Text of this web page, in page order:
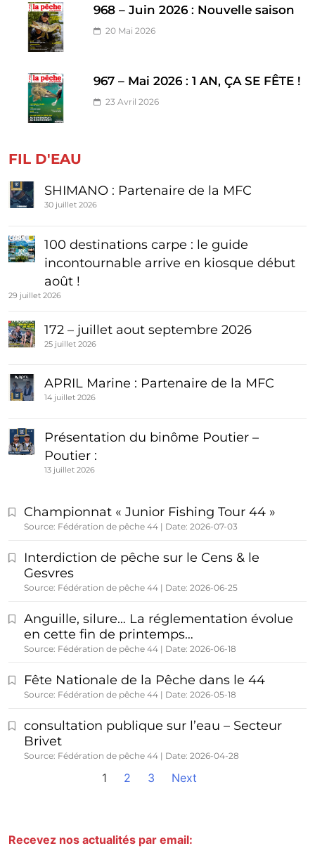
968 – Juin 2026 : Nouvelle saison
20 Mai 2026
967 – Mai 2026 : 1 AN, ÇA SE FÊTE !
23 Avril 2026
FIL D'EAU
SHIMANO : Partenaire de la MFC
30 juillet 2026
100 destinations carpe : le guide
incontournable arrive en kiosque début
août !
29 juillet 2026
172 – juillet aout septembre 2026
25 juillet 2026
APRIL Marine : Partenaire de la MFC
14 juillet 2026
Présentation du binôme Poutier –
Poutier :
13 juillet 2026
Championnat « Junior Fishing Tour 44 »
Source: Fédération de pêche 44 Date: 2026-07-03
Interdiction de pêche sur le Cens & le
Gesvres
Source: Fédération de pêche 44 Date: 2026-06-25
Anguille, silure… La réglementation évolue
en cette fin de printemps…
Source: Fédération de pêche 44 Date: 2026-06-18
Fête Nationale de la Pêche dans le 44
Source: Fédération de pêche 44 Date: 2026-05-18
consultation publique sur l’eau – Secteur
Brivet
Source: Fédération de pêche 44 Date: 2026-04-28
1 2 3 Next
Recevez nos actualités par email: